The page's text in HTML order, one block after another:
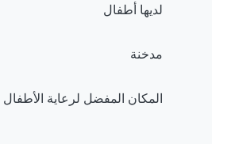
لديها أطفال
مدخنة
المكان المفضل لرعاية الأطفال